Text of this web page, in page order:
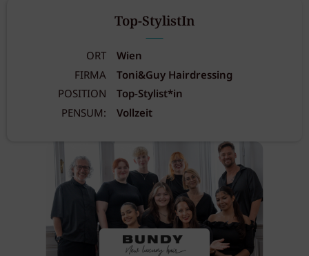
Top-StylistIn
ORT
Wien
FIRMA
Toni&Guy Hairdressing
POSITION
Top-Stylist*in
PENSUM:
Vollzeit